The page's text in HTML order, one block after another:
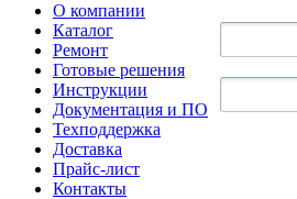
О компании
Каталог
Ремонт
Готовые решения
Инструкции
Документация и ПО
Техподдержка
Доставка
Прайс-лист
Контакты